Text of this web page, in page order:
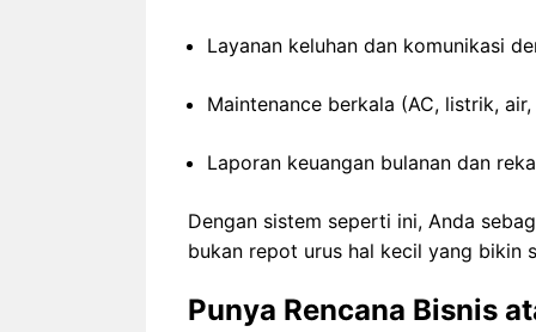
Layanan keluhan dan komunikasi
Maintenance berkala (AC, listrik,
Laporan keuangan bulanan dan
Dengan sistem seperti ini, Anda
bukan repot urus hal kecil yang bikin
Punya Rencana Bisnis